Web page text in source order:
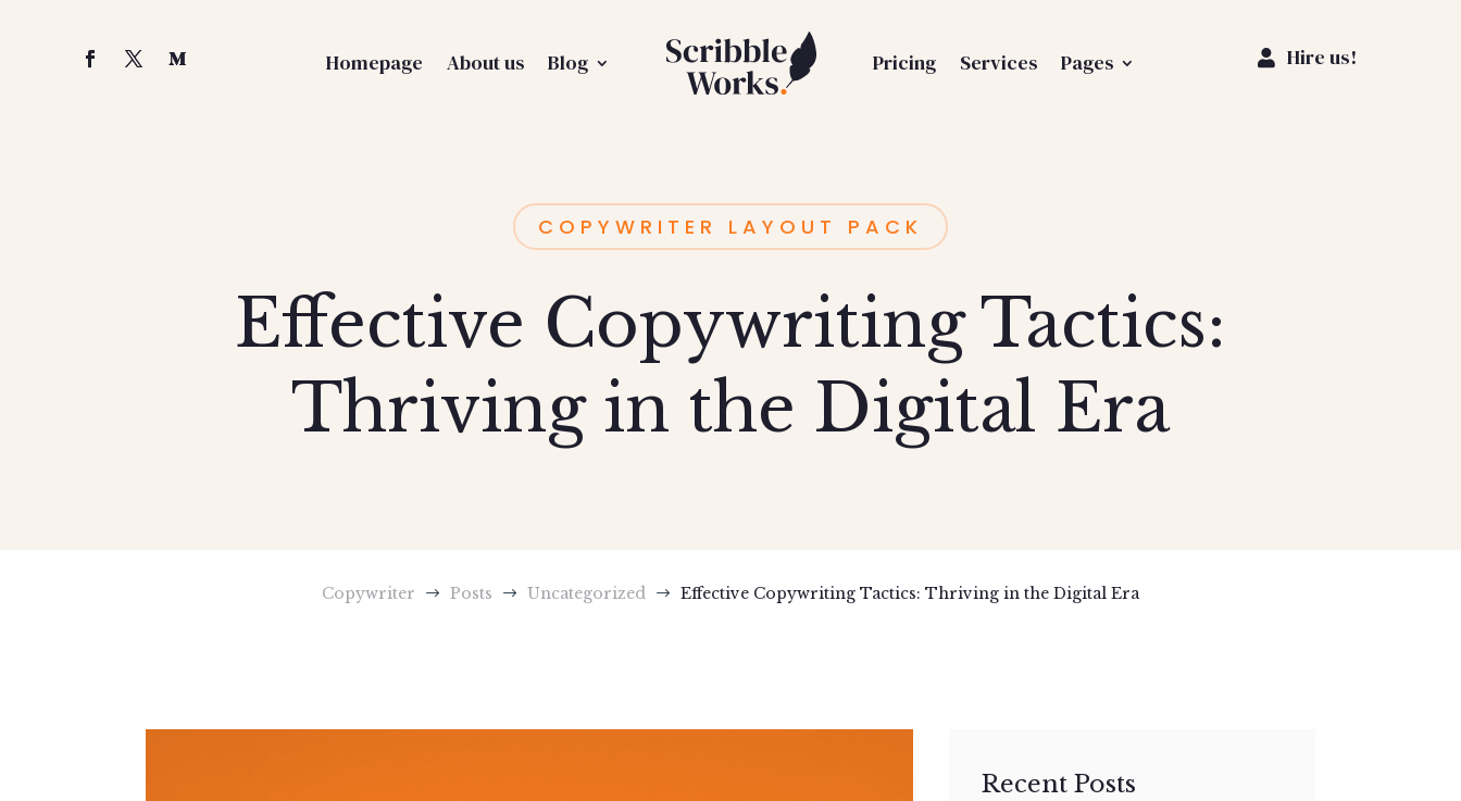
Homepage About us Blog Pricing Services Pages  Hire us!
COPYWRITER LAYOUT PACK
Effective Copywriting Tactics:
Thriving in the Digital Era
Copywriter $ Posts $ Uncategorized $ Effective Copywriting Tactics: Thriving in the Digital Era
Recent Posts